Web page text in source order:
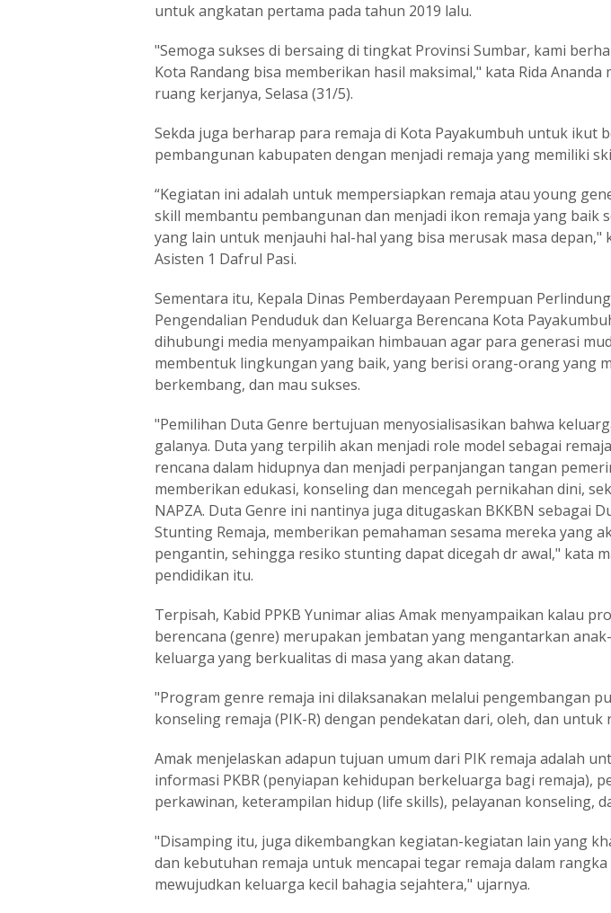
untuk angkatan pertama pada tahun 2019 lalu.
"Semoga sukses di bersaing di tingkat Provinsi Sumbar, kami
Kota Randang bisa memberikan hasil maksimal," kata Rida Ananda
ruang kerjanya, Selasa (31/5).
Sekda juga berharap para remaja di Kota Payakumbuh untuk ikut
pembangunan kabupaten dengan menjadi remaja yang memiliki
“Kegiatan ini adalah untuk mempersiapkan remaja atau young
skill membantu pembangunan dan menjadi ikon remaja yang baik
yang lain untuk menjauhi hal-hal yang bisa merusak masa depan,"
Asisten 1 Dafrul Pasi.
Sementara itu, Kepala Dinas Pemberdayaan Perempuan
Pengendalian Penduduk dan Keluarga Berencana Kota
dihubungi media menyampaikan himbauan agar para generasi
membentuk lingkungan yang baik, yang berisi orang-orang yang
berkembang, dan mau sukses.
"Pemilihan Duta Genre bertujuan menyosialisasikan bahwa
galanya. Duta yang terpilih akan menjadi role model sebagai
rencana dalam hidupnya dan menjadi perpanjangan tangan
memberikan edukasi, konseling dan mencegah pernikahan dini,
NAPZA. Duta Genre ini nantinya juga ditugaskan BKKBN sebagai
Stunting Remaja, memberikan pemahaman sesama mereka yang
pengantin, sehingga resiko stunting dapat dicegah dr awal," kata
pendidikan itu.
Terpisah, Kabid PPKB Yunimar alias Amak menyampaikan kalau
berencana (genre) merupakan jembatan yang mengantarkan
keluarga yang berkualitas di masa yang akan datang.
"Program genre remaja ini dilaksanakan melalui pengembangan
konseling remaja (PIK-R) dengan pendekatan dari, oleh, dan untuk
Amak menjelaskan adapun tujuan umum dari PIK remaja adalah
informasi PKBR (penyiapan kehidupan berkeluarga bagi remaja),
perkawinan, keterampilan hidup (life skills), pelayanan konseling,
"Disamping itu, juga dikembangkan kegiatan-kegiatan lain yang
dan kebutuhan remaja untuk mencapai tegar remaja dalam
mewujudkan keluarga kecil bahagia sejahtera," ujarnya.